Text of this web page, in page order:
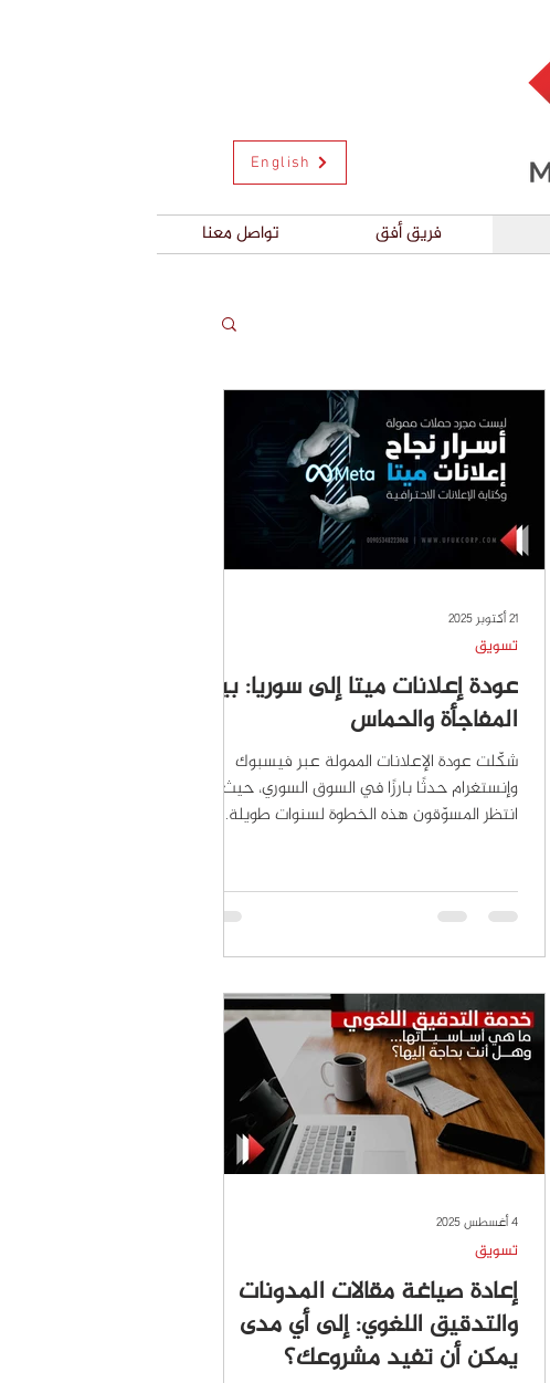
English
فريق أفق تواصل معنا
عودة إعلانات ميتا إلى سوريا: بين
المفاجأة والحماس
شكّلت عودة الإعلانات الممولة عبر فيسبوك
وإنستغرام حدثًا بارزًا في السوق السوري، حيث
انتظر المسوّقون هذه الخطوة لسنوات طويلة.
فجأة محتوى جديدًا يغزو صفحاتهم، بينما سارع
المسوّقون إلى تجربة أدوات ميتا الإعلانية بعد
التقنية وحدها لا تكفي، وأن كتابة إعلان فعّال
هي ما يميّز الحملة الاحترافية عن سيل
المنشورات ا
تسويق
21 أكتوبر 2025
إعادة صياغة مقالات المدونات
والتدقيق اللغوي: إلى أي مدى
يمكن أن تفيد مشروعك؟
تسويق
4 أغسطس 2025